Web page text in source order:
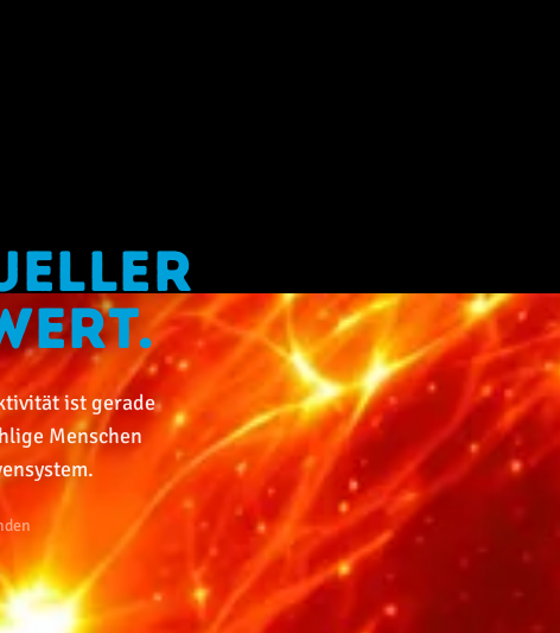
ist gerade
Menschen